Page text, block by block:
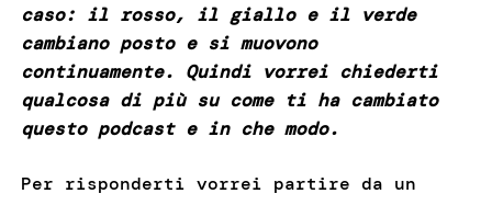
caso: il rosso, il giallo e il verde
cambiano posto e si muovono
continuamente. Quindi vorrei chiederti
qualcosa di più su come ti ha cambiato
questo podcast e in che modo.
Per risponderti vorrei partire da un